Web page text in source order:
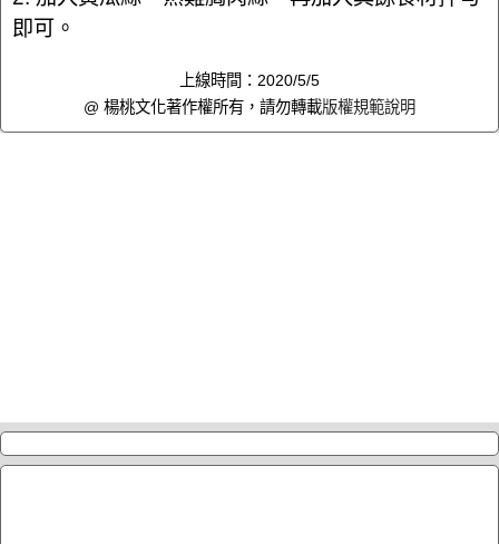
即可。
上線時間：2020/5/5
@ 楊桃文化著作權所有，請勿轉載版權規範說明